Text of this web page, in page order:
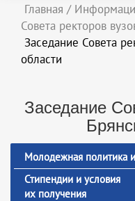
Главная /
Совета ректоров
Заседание Совета
области
Заседание
Молодежная политика
Стипендии и условия
их получения